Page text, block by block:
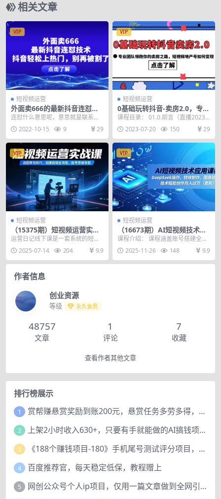
相关文章
VIP
短视频运营
外面卖666的最新抖音连怼技
术，抖音轻松上热门，别再被
割了
连怼什么意思呢，意思就是联系不
停的在抖音上去发视频，去发同一
个视频！有很多人就问...
2022-10-15 9 29
VIP
短视频运营
0基础玩转抖音-卖房2.0，专业
团队领跑你的卖房之路，短视
频地产号如何变现
课程目录： 01.0.前言（直播2023.0
5.21）.mp4 02.1.房产人...
2023-07-20 150 29
VIP
短视频运营
（15375期）短视频运营实战
课，选题策划技巧，拍摄剪辑
运营日记线下课是一套系统的短视
频运营实战课程，聚焦内容创作全
流程。核心模块包括：...
2025-07-14 204 9.9
VIP
短视频运营
（16673期）AI短视频技术应
用课程，DeepSeek操作、特
创作月入过万（更新）
课程介绍： 课程涵盖账号搭建全流
程（主页五件套优化、爆款选题策
略）与视觉设计技巧...
2025-11-26 148 9.9
作者信息
创业资源
等级 永久会员
48757
文章
1
评论
7
收藏
查看作者其他文章
排行榜展示
1 赏帮赚悬赏奖励到账200元，悬赏任务多劳多得，人人可做。
2 上架2小时收入630+，只要有手就能做的AI搞钱项目，奶奶看完都能学会!
3 《188个赚钱项目-180》手机尾号测试评分项目，短视频直播日赚200+
4 百度推荐官，每天稳定低保，教程赠上
5 网创公众号个人ip项目，仅用一篇文章做到全网引流！